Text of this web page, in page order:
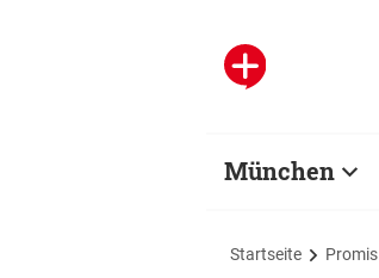
München
Startseite Promis